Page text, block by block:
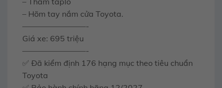
– Hõm tay nắm cửa Toyota.
————————-
Giá xe: 695 triệu
————————-
✅ Đã kiểm định 176 hạng mục theo tiêu chuẩn
Toyota